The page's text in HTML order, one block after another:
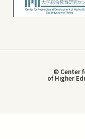
© Center
of Higher